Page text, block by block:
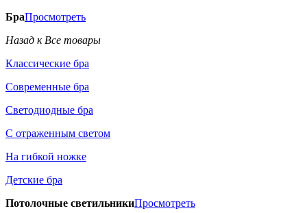
БраПросмотреть
Назад к Все товары
Классические бра
Современные бра
Светодиодные бра
С отраженным светом
На гибкой ножке
Детские бра
Потолочные светильникиПросмотреть